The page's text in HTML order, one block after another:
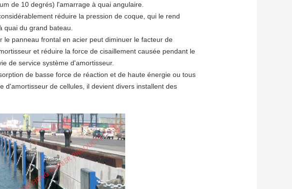
de 10 degrés) l'amarrage à quai angulaire.
réduire la pression de coque, qui le rend
quai du grand bateau.
le panneau frontal en acier peut diminuer le facteur de
et réduire la force de cisaillement causée pendant le
de service système d'amortisseur.
de basse force de réaction et de haute énergie ou tous
d'amortisseur de cellules, il devient divers installent des